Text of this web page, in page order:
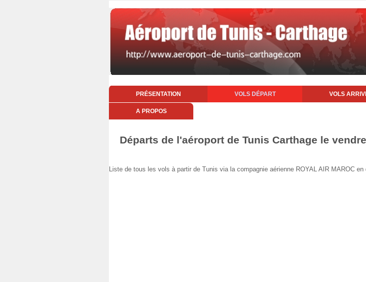
PRÉSENTATION VOLS DÉPART VOLS
A PROPOS
Départs de l'aéroport de Tunis Carthage le
Liste de tous les vols à partir de Tunis via la compagnie aérienne ROYAL AIR MAROC